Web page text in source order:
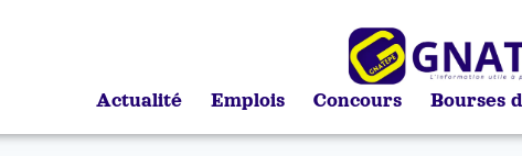
Actualité Emplois Concours Bourses